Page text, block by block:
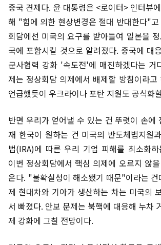
중국 견제다. 윤 대통령은 <로이터> 인터뷰
해 "힘에 의한 현상변경은 절대 반대한다"
회담에선 미국의 요구를 받아들여 일본을
국에 포함시킬 것으로 알려졌다. 중국에 대
군사협력 강화 '속도전'에 매진하겠다는 거
제는 정상회담 의제에서 배제할 방침이라고
언급했듯이 우크라이나 포탄 지원도 공식화
반면 우리가 얻어낼 수 있는 건 뚜렷이 손에
재 한국이 원하는 건 미국의 반도체법지원
법(IRA)에 따른 우리 기업 피해를 최소화
이번 정상회담에서 핵심 의제에 오르지 않
온다. "불확실성이 해소됐기 때문"이라는 건
제 현대차와 기아가 생산하는 차는 미국의
서 빠졌다. 안보 문제는 북핵에 대응해 누차
제 강화에 그칠 전망이다.